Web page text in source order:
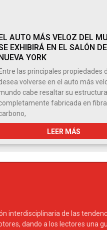
AUTO MÁS VELOZ DEL
EXHIBIRÁ EN EL SALÓN DE
YORK
Entre las principales propiedades
volverse en el auto más
cabe resaltar su estructura
fabricada en
LEER MÁS
interdisciplinaria de las
dando a los lectores una